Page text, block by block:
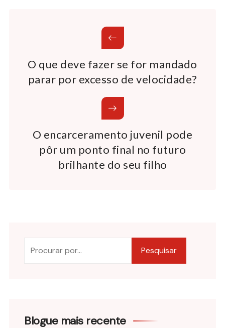
O que deve fazer se for mandado
parar por excesso de velocidade?
O encarceramento juvenil pode
pôr um ponto final no futuro
brilhante do seu filho
Pesquisar
Blogue mais recente